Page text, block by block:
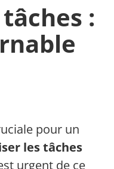
:
pour un
les tâches
urgent de ce